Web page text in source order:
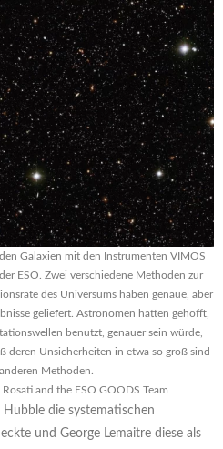
Galaxien mit den Instrumenten VIMOS
ESO. Zwei verschiedene Methoden zur
des Universums haben genaue, aber
geliefert. Astronomen hatten gehofft,
benutzt, genauer sein würde,
deren Unsicherheiten in etwa so groß sind
Methoden.
and the ESO GOODS Team
die systematischen
und George Lemaitre diese als